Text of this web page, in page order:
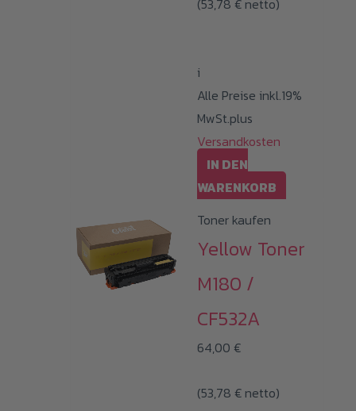
i
Alle Preise inkl.19%
MwSt.plus
Versandkosten
IN DEN
WARENKORB
Toner kaufen
Yellow Toner
M180 /
CF532A
64,00 €
(53,78 € netto)